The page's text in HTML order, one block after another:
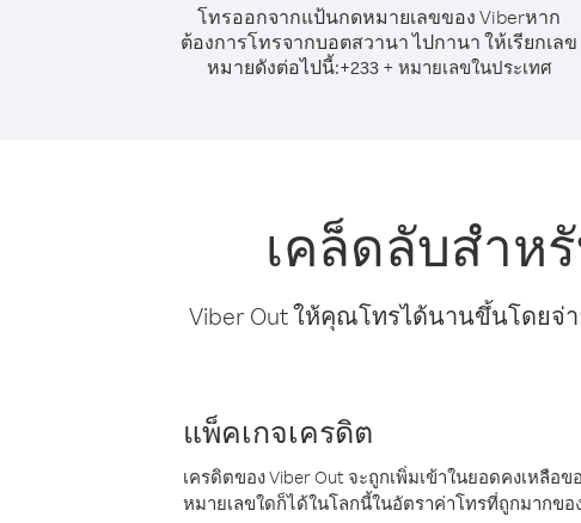
โทรออกจากแป้นกดหมายเลขของ Viberหาก
ต้องการโทรจากบอตสวานา ไปกานา ให้เรียกเลข
หมายดังต่อไปนี้:+233+ หมายเลขในประเทศ
เคล็ดลับสำห
Viber Out ให้คุณโทรได้นานขึ้นโดยจ่
แพ็คเกจเครดิต
เครดิตของ Viber Out จะถูกเพิ่มเข้าในยอดคงเหลื
หมายเลขใดก็ได้ในโลกนี้ในอัตราค่าโทรที่ถูกมากขอ